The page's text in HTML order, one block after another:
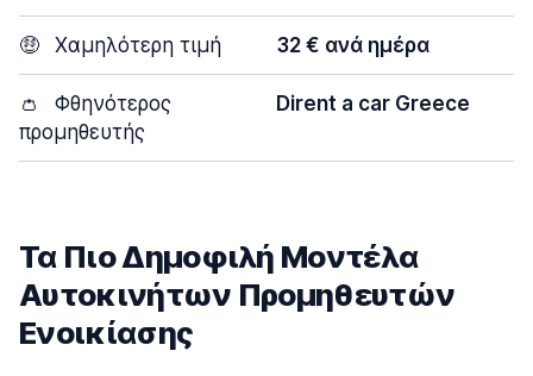
🤑 Χαμηλότερη τιμή 32 € ανά ημέρα
👛
Φθηνότερος
προμηθευτής
Dirent a car Greece
Τα Πιο Δημοφιλή Μοντέλα
Αυτοκινήτων Προμηθευτών
Ενοικίασης